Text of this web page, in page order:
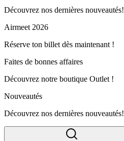
Découvrez nos dernières nouveautés!
Airmeet 2026
Réserve ton billet dès maintenant !
Faites de bonnes affaires
Découvrez notre boutique Outlet !
Nouveautés
Découvrez nos dernières nouveautés!